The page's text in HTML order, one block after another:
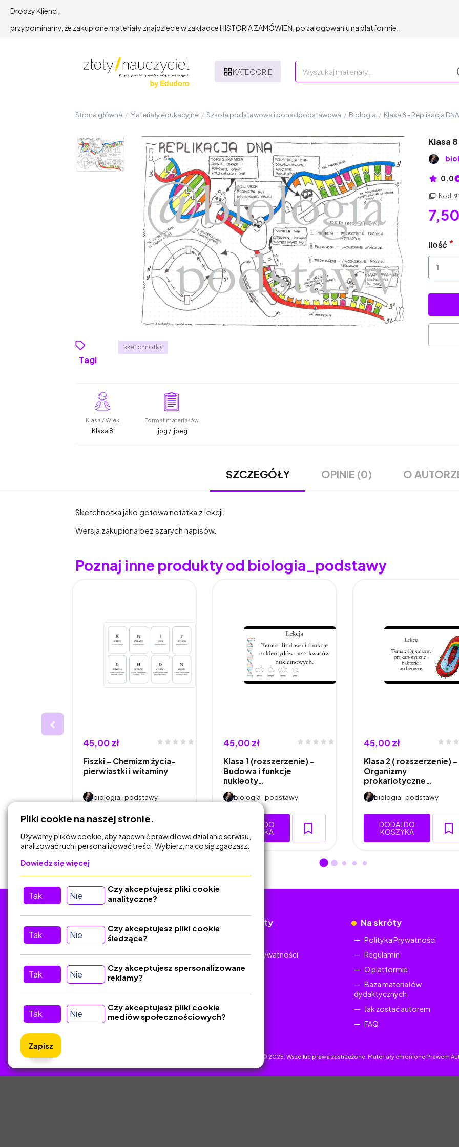
Drodzy Klienci,
przypominamy, że zakupione materiały znajdziecie w zakładce HISTORIA ZAMÓWIEŃ, po zalogowaniu na platformie.
KATEGORIE
Strona główna / Materiały edukacyjne / Szkoła podstawowa i ponadpodstawowa / Biologia / Klasa 8 - Replikacja
Tagi
sketchnotka
Klasa
0.0
Kod:
Ilość
Klasa / Wiek
Klasa 8
Format materiałów
.jpg / .jpeg
SZCZEGÓŁY OPINIE (0) O
Sketchnotka jako gotowa notatka z lekcji.
Wersja zakupiona bez szarych napisów.
Poznaj inne produkty od biologia_podstawy
45,00 zł
Fiszki - Chemizm życia-
pierwiastki i witaminy
biologia_podstawy
DODAJ DO
KOSZYKA
45,00 zł
Klasa 1 (rozszerzenie) -
Budowa i funkcje
nukleoty…
biologia_podstawy
DODAJ DO
KOSZYKA
45,00 zł
Klasa 2 ( rozszerzenie) -
Organizmy
prokariotyczne…
biologia_podstawy
DODAJ DO
KOSZYKA
Kontakt
Dokumenty
Polityka Prywatności
Na skróty
Polityka Prywatności
Regulamin
O platformie
Baza materiałów
dydaktycznych
Jak zostać autorem
FAQ
ZlotyNauczyciel.pl © 2025, Wszelkie prawa zastrzeżone. Materiały chronione Prawem
Pliki cookie na naszej stronie.
Używamy plików cookie, aby zapewnić prawidłowe działanie serwisu,
analizować ruch i personalizować treści. Wybierz, na co się zgadzasz.
Dowiedz się więcej
Tak Nie
Czy akceptujesz pliki cookie
analityczne?
Tak Nie
Czy akceptujesz pliki cookie
śledzące?
Tak Nie
Czy akceptujesz spersonalizowane
reklamy?
Tak Nie
Czy akceptujesz pliki cookie
mediów społecznościowych?
Zapisz